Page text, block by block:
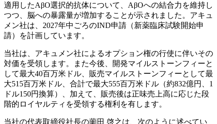
適用したAβO選択的抗体について、AβOへの結合力を維持し
つつ、脳への暴露量が増加することが示されました。アキュ
メン社は、2027年中ごろのIND申請（新薬臨床試験開始申
請）を計画しています。
当社は、アキュメン社によるオプション権の行使に伴いその
対価を受領します。また今後、開発マイルストーンフィーと
して最大40百万米ドル、販売マイルストーンフィーとして最
大515百万米ドル、合計で最大555百万米ドル（約832億円、1
ドル150円換算）、加えて、販売後は正味売上高に応じた段
階的ロイヤルティを受領する権利を有します。
当社の代表取締役社長の薗田 啓之は、次のように述べてい